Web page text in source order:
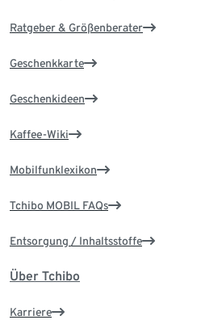
Ratgeber & Größenberater
Geschenkkarte
Geschenkideen
Kaffee-Wiki
Mobilfunklexikon
Tchibo MOBIL FAQs
Entsorgung / Inhaltsstoffe
Über Tchibo
Karriere